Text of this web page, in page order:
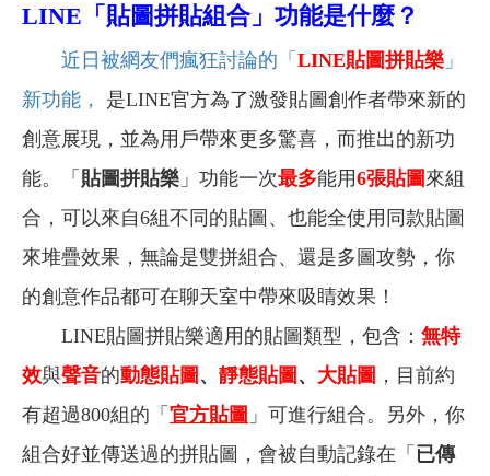
LINE 「貼圖拼貼組合」功能是什麼？
近日被網友們瘋狂討論的「 LINE貼圖拼貼樂 」
新功能，
是LINE官方為了激發貼圖創作者帶來新的
創意展現，並為用戶帶來更多驚喜，而推出的新功
能。「 貼圖拼貼樂 」功能一次最多能用6張貼圖 來組
合，可以來自6組不同的貼圖、也能全使用同款貼圖
來堆疊效果，無論是雙拼組合、還是多圖攻勢，你
的創意作品都可在聊天室中帶來吸睛效果！
LINE貼圖拼貼樂適用的貼圖類型，包含： 無特
效與聲音的動態貼圖 、 靜態貼圖 、 大貼圖 ，目前約
有超過800組的「 官方貼圖 」可進行組合。另外，你
組合好並傳送過的拼貼圖，會被自動記錄在「 已傳